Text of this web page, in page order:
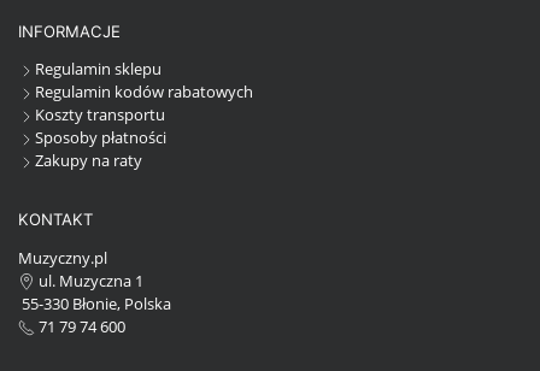
INFORMACJE
Regulamin sklepu
Regulamin kodów rabatowych
Koszty transportu
Sposoby płatności
Zakupy na raty
KONTAKT
Muzyczny.pl
ul. Muzyczna 1
55-330 Błonie, Polska
71 79 74 600